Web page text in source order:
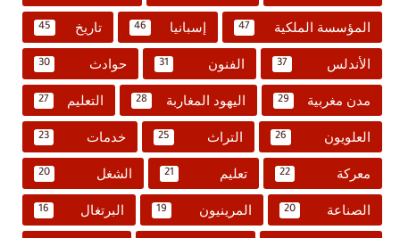
المؤسسة الملكية 47 إسبانيا 46 تاريخ 45
الأندلس 37 الفنون 31 حوادث 30
مدن مغربية 29 اليهود المغاربة 28 التعليم 27
العلويون 26 التراث 25 خدمات 23
معركة 22 تعليم 21 الشغل 20
الصناعة 20 المرينيون 19 البرتغال 16